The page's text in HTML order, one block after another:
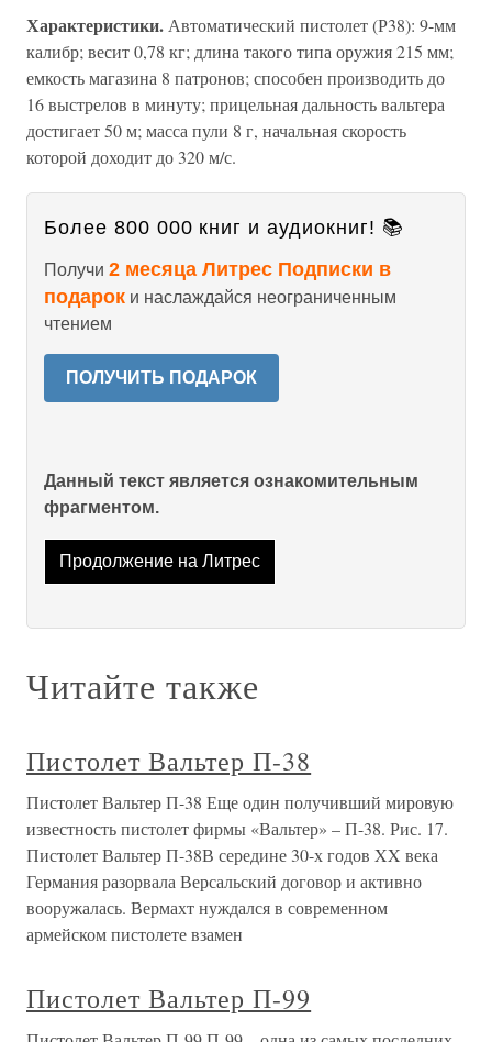
Характеристики. Автоматический пистолет (Р38): 9-мм
калибр; весит 0,78 кг; длина такого типа оружия 215 мм;
емкость магазина 8 патронов; способен производить до
16 выстрелов в минуту; прицельная дальность вальтера
достигает 50 м; масса пули 8 г, начальная скорость
которой доходит до 320 м/с.
Более 800 000 книг и аудиокниг! 📚
Получи 2 месяца Литрес Подписки в
подарок и наслаждайся неограниченным
чтением
ПОЛУЧИТЬ ПОДАРОК
Данный текст является ознакомительным
фрагментом.
Продолжение на Литрес
Читайте также
Пистолет Вальтер П-38
Пистолет Вальтер П-38 Еще один получивший мировую
известность пистолет фирмы «Вальтер» – П-38. Рис. 17.
Пистолет Вальтер П-38В середине 30-х годов XX века
Германия разорвала Версальский договор и активно
вооружалась. Вермахт нуждался в современном
армейском пистолете взамен
Пистолет Вальтер П-99